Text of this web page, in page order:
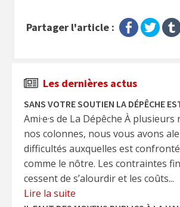
Partager l'article :
Les dernières actus
SANS VOTRE SOUTIEN LA DÉPÊCHE
Ami·e·s de La Dépêche À
nos colonnes, nous vous avons
difficultés auxquelles est
comme le nôtre. Les contraintes
cessent de s’alourdir et les coûts...
Lire la suite